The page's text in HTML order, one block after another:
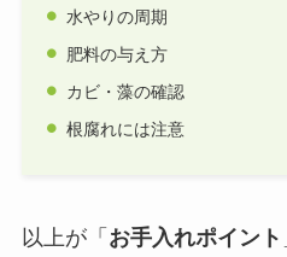
水やりの周期
肥料の与え方
カビ・藻の確認
根腐れには注意
以上が「 お手入れポイント